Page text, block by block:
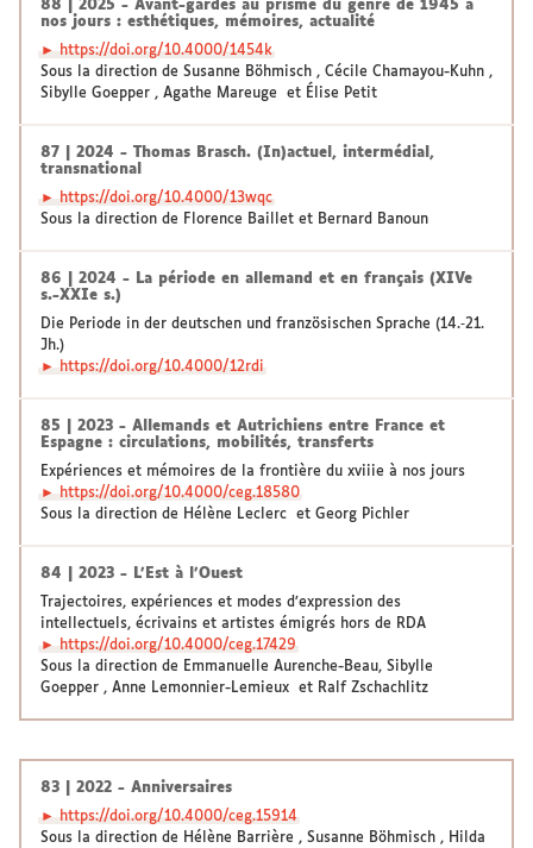
88 | 2025 - Avant-gardes au prisme du genre de 1945 à
nos jours : esthétiques, mémoires, actualité
► https://doi.org/10.4000/1454k
Sous la direction de Susanne Böhmisch , Cécile Chamayou-Kuhn ,
Sibylle Goepper , Agathe Mareuge et Élise Petit
87 | 2024 - Thomas Brasch. (In)actuel, intermédial,
transnational
► https://doi.org/10.4000/13wqc
Sous la direction de Florence Baillet et Bernard Banoun
86 | 2024 - La période en allemand et en français (XIVe
s.-XXIe s.)
Die Periode in der deutschen und französischen Sprache (14.‑21.
Jh.)
► https://doi.org/10.4000/12rdi
85 | 2023 - Allemands et Autrichiens entre France et
Espagne : circulations, mobilités, transferts
Expériences et mémoires de la frontière du xviiie à nos jours
► https://doi.org/10.4000/ceg.18580
Sous la direction de Hélène Leclerc et Georg Pichler
84 | 2023 - L’Est à l’Ouest
Trajectoires, expériences et modes d’expression des
intellectuels, écrivains et artistes émigrés hors de RDA
► https://doi.org/10.4000/ceg.17429
Sous la direction de Emmanuelle Aurenche-Beau, Sibylle
Goepper , Anne Lemonnier-Lemieux et Ralf Zschachlitz
83 | 2022 - Anniversaires
► https://doi.org/10.4000/ceg.15914
Sous la direction de Hélène Barrière , Susanne Böhmisch , Hilda